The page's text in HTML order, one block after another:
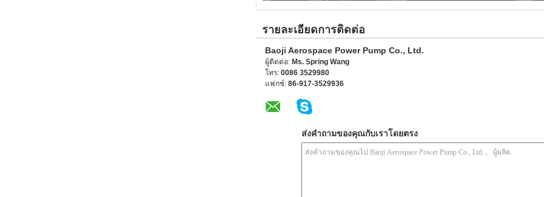
รายละเอียดการติดต่อ
Baoji Aerospace Power Pump Co., Ltd.
ผู้ติดต่อ: Ms. Spring Wang
โทร: 0086 3529980
แฟกซ์: 86-917-3529936
ส่งคำถามของคุณกับเราโดยตรง